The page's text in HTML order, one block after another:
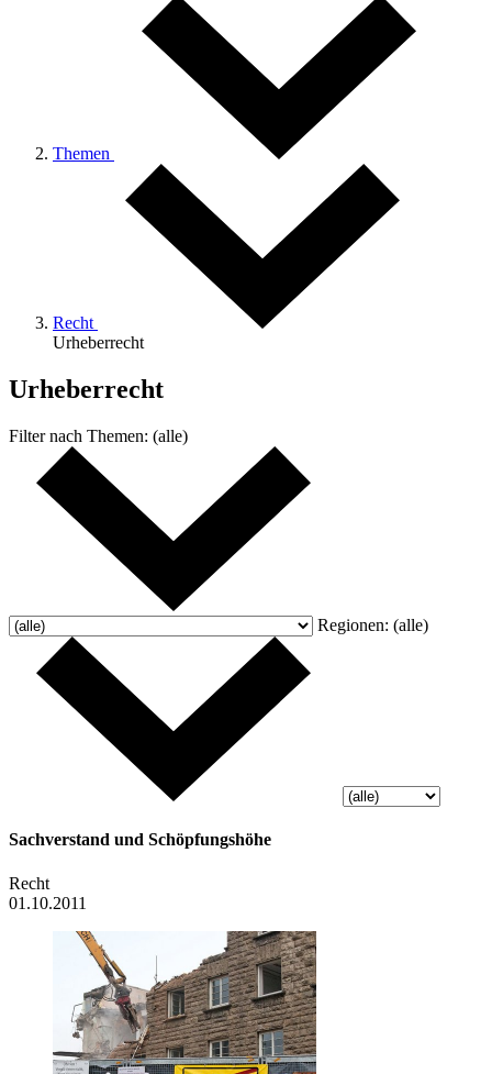
Themen
Recht
Urheberrecht
Urheberrecht
Filter nach Themen: (alle)
Regionen: (alle)
Sachverstand und Schöpfungshöhe
Recht
01.10.2011